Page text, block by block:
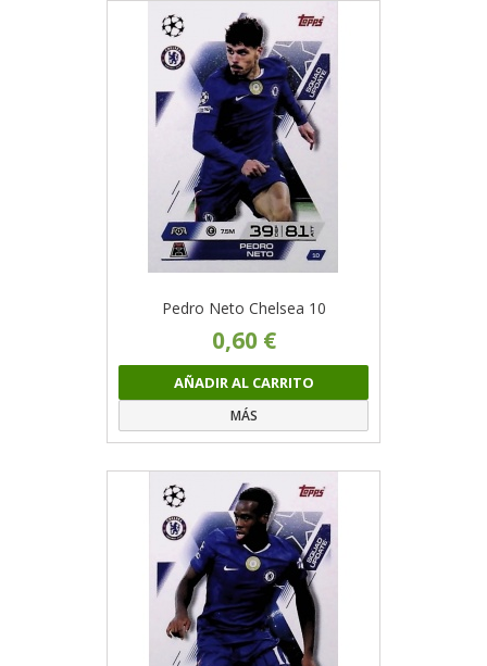
Pedro Neto Chelsea 10
0,60 €
AÑADIR AL CARRITO
MÁS